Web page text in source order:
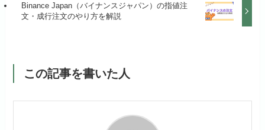
Binance Japan（バイナンスジャパン）の指値注
文・成行注文のやり方を解説
この記事を書いた人